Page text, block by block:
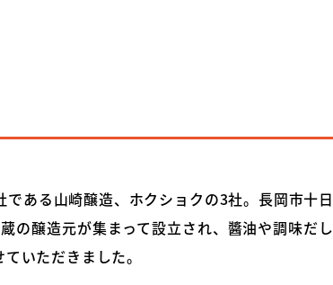
ある山崎醸造、ホクショクの3社。長岡市十日
の醸造元が集まって設立され、醬油や調味だし
いただきました。